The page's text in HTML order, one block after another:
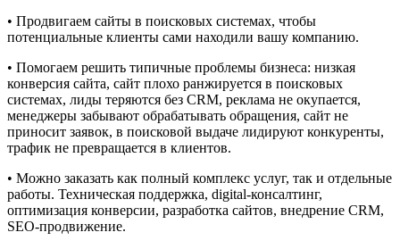
• Продвигаем сайты в поисковых системах, чтобы
потенциальные клиенты сами находили вашу компанию.
• Помогаем решить типичные проблемы бизнеса: низкая
конверсия сайта, сайт плохо ранжируется в поисковых
системах, лиды теряются без CRM, реклама не окупается,
менеджеры забывают обрабатывать обращения, сайт не
приносит заявок, в поисковой выдаче лидируют конкуренты,
трафик не превращается в клиентов.
• Можно заказать как полный комплекс услуг, так и отдельные
работы. Техническая поддержка, digital-консалтинг,
оптимизация конверсии, разработка сайтов, внедрение CRM,
SEO-продвижение.